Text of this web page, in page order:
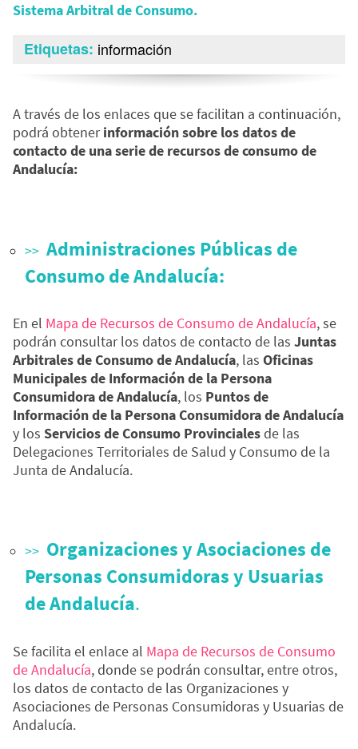
Sistema Arbitral de Consumo.
Etiquetas información
A través de los enlaces que se facilitan a continuación,
podrá obtenerinformación sobre los datos de
contacto de una serie de recursos de consumo de
Andalucía:
Administraciones Públicas de
Consumo de Andalucía:
En el Mapa de Recursos de Consumo de Andalucía, se
podrán consultar los datos de contacto de las Juntas
Arbitrales de Consumo de Andalucía, las Oficinas
Municipales de Información de la Persona
Consumidora de Andalucía, los Puntos de
Información de la Persona Consumidora de Andalucía
y los Servicios de Consumo Provincialesde las
Delegaciones Territoriales de Salud y Consumo de la
Junta de Andalucía.
Organizaciones y Asociaciones de
Personas Consumidoras y Usuarias
de Andalucía.
Se facilita el enlace al Mapa de Recursos de Consumo
de Andalucía, donde se podrán consultar, entre otros,
los datos de contacto de las Organizaciones y
Asociaciones de Personas Consumidoras y Usuarias de
Andalucía.